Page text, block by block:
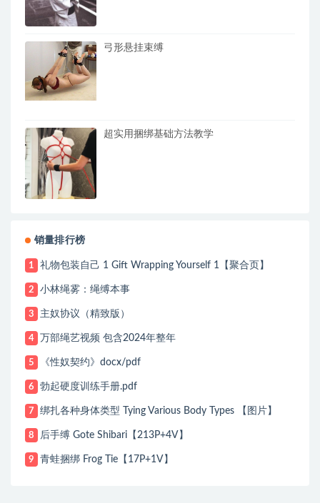
弓形悬挂束缚
超实用捆绑基础方法教学
销量排行榜
1 礼物包装自己 1 Gift Wrapping Yourself 1【聚合页】
2 小林绳雾：绳缚本事
3 主奴协议（精致版）
4 万部绳艺视频 包含2024年整年
5 《性奴契约》docx/pdf
6 勃起硬度训练手册.pdf
7 绑扎各种身体类型 Tying Various Body Types 【图片】
8 后手缚 Gote Shibari【213P+4V】
9 青蛙捆绑 Frog Tie【17P+1V】